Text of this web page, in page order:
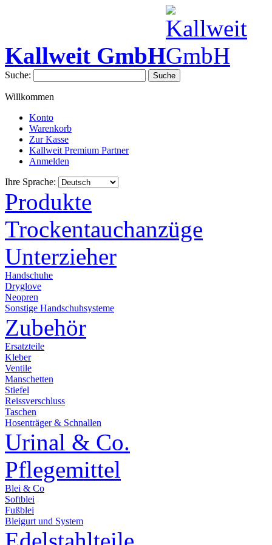
Kallweit GmbH
Suche: Suche
Willkommen
Konto
Warenkorb
Zur Kasse
Kallweit Premium Partner
Anmelden
Ihre Sprache:
Produkte
Trockentauchanzüge
Unterzieher
Handschuhe
Dryglove
Neopren
Sonstige Handschuhsysteme
Zubehör
Ersatzteile
Kleber
Ventile
Manschetten
Stiefel
Reissverschluss
Taschen
Hosenträger & Schnallen
Urinal & Co.
Pflegemittel
Blei & Co
Softblei
Fußblei
Bleigurt und System